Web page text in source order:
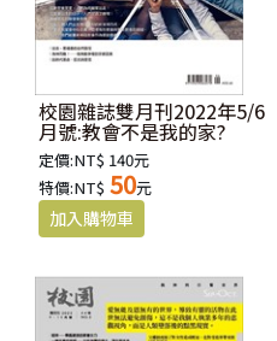
校園雜誌雙月刊2022年5/6
月號:教會不是我的家?
定價:NT$ 140元
特價:NT$ 50元